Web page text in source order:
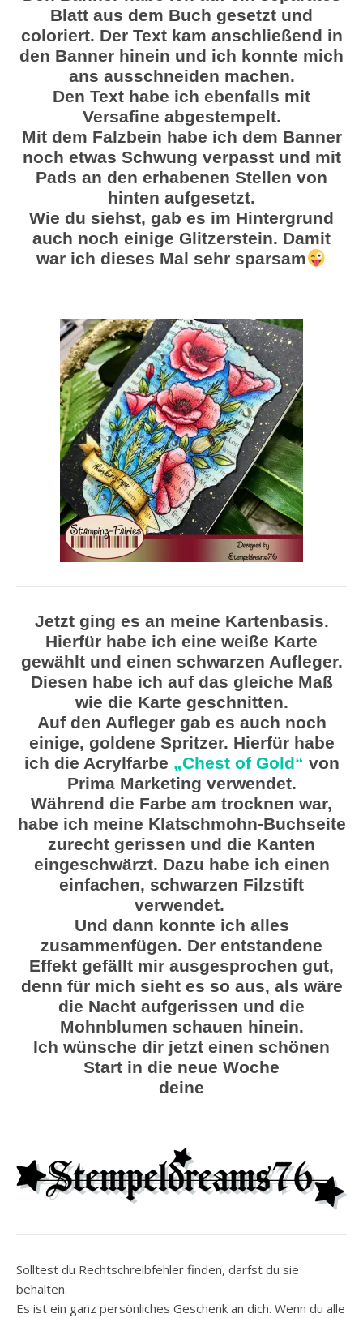
Blatt aus dem Buch gesetzt und
coloriert. Der Text kam anschließend in
den Banner hinein und ich konnte mich
ans ausschneiden machen.
Den Text habe ich ebenfalls mit
Versafine abgestempelt.
Mit dem Falzbein habe ich dem Banner
noch etwas Schwung verpasst und mit
Pads an den erhabenen Stellen von
hinten aufgesetzt.
Wie du siehst, gab es im Hintergrund
auch noch einige Glitzerstein. Damit
war ich dieses Mal sehr sparsam
Jetzt ging es an meine Kartenbasis.
Hierfür habe ich eine weiße Karte
gewählt und einen schwarzen Aufleger.
Diesen habe ich auf das gleiche Maß
wie die Karte geschnitten.
Auf den Aufleger gab es auch noch
einige, goldene Spritzer. Hierfür habe
ich die Acrylfarbe „Chest of Gold“ von
Prima Marketing verwendet.
Während die Farbe am trocknen war,
habe ich meine Klatschmohn-Buchseite
zurecht gerissen und die Kanten
eingeschwärzt. Dazu habe ich einen
einfachen, schwarzen Filzstift
verwendet.
Und dann konnte ich alles
zusammenfügen. Der entstandene
Effekt gefällt mir ausgesprochen gut,
denn für mich sieht es so aus, als wäre
die Nacht aufgerissen und die
Mohnblumen schauen hinein.
Ich wünsche dir jetzt einen schönen
Start in die neue Woche
deine
Solltest du Rechtschreibfehler finden, darfst du sie
behalten.
Es ist ein ganz persönliches Geschenk an dich. Wenn du alle